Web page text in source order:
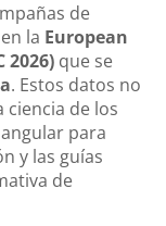
de
la European
2026) que se
. Estos datos no
de los
para
y las guías
de